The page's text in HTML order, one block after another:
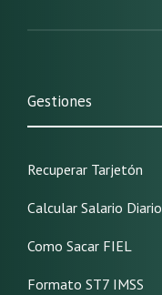
Gestiones
Recuperar Tarjetón
Calcular Salario Diario
Como Sacar FIEL
Formato ST7 IMSS